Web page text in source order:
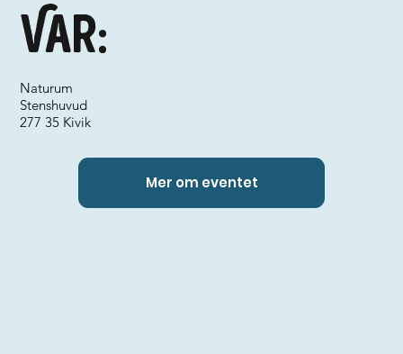
Var:
Naturum
Stenshuvud
277 35 Kivik
Mer om eventet